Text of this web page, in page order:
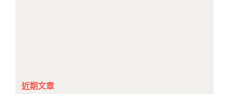
近期文章